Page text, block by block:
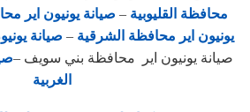
محافظة القليوبية – صيانة يونيون اير
يونيون اير محافظة الشرقية – صيانة
صيانة يونيون اير محافظة بني سويف –
الغربية